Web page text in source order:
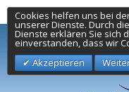
Cookies helfen uns bei
unserer Dienste. Durch
Dienste erklären Sie sich
einverstanden, dass wir
Akzeptieren